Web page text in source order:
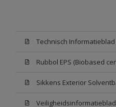
Technisch Informatieblad
Rubbol EPS (Biobased